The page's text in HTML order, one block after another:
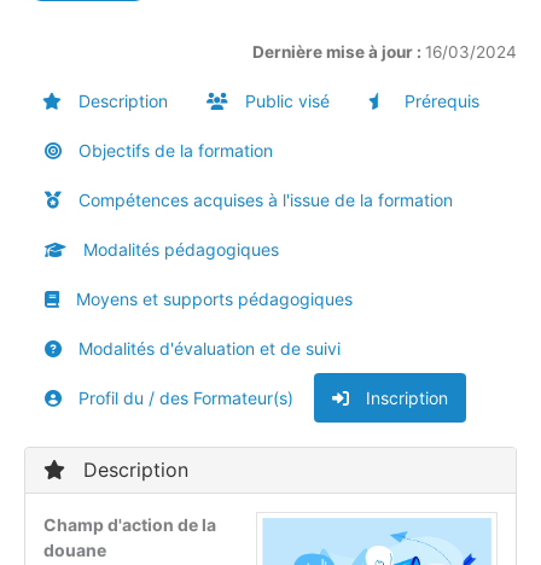
Dernière mise à jour : 16/03/2024
Description Public visé Prérequis
Objectifs de la formation
Compétences acquises à l'issue de la formation
Modalités pédagogiques
Moyens et supports pédagogiques
Modalités d'évaluation et de suivi
Profil du / des Formateur(s) Inscription
Description
Champ d'action de la
douane